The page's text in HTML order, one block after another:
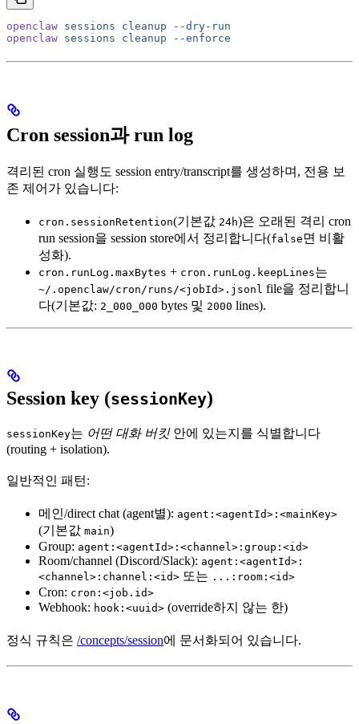
openclaw sessions cleanup --dry-run
openclaw sessions cleanup --enforce
Cron session과 run log
격리된 cron 실행도 session entry/transcript를 생성하며, 전용 보
존 제어가 있습니다:
cron.sessionRetention(기본값 24h)은 오래된 격리 cron
run session을 session store에서 정리합니다(false 면 비활
성화).
cron.runLog.maxBytes + cron.runLog.keepLines는
~/.openclaw/cron/runs/<jobId>.jsonl file을 정리합니
다(기본값: 2_000_000 bytes 및 2000 lines).
Session key (sessionKey)
sessionKey는 어떤 대화 버킷안에 있는지를 식별합니다
(routing + isolation).
일반적인 패턴:
메인/direct chat (agent별): agent:<agentId>:<mainKey>
(기본값 main)
Group: agent:<agentId>:<channel>:group:<id>
Room/channel (Discord/Slack): agent:<agentId>:
<channel>:channel:<id> 또는 ...:room:<id>
Cron: cron:<job.id>
Webhook: hook:<uuid> (override하지 않는 한)
정식 규칙은 /concepts/session에 문서화되어 있습니다.